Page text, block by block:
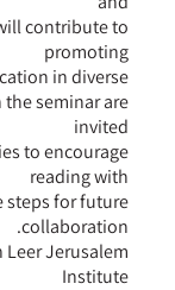
contribute to
promoting
in diverse,
seminar are
invited
to encourage
reading with
steps for future
collaboration.
Leer Jerusalem
Institute